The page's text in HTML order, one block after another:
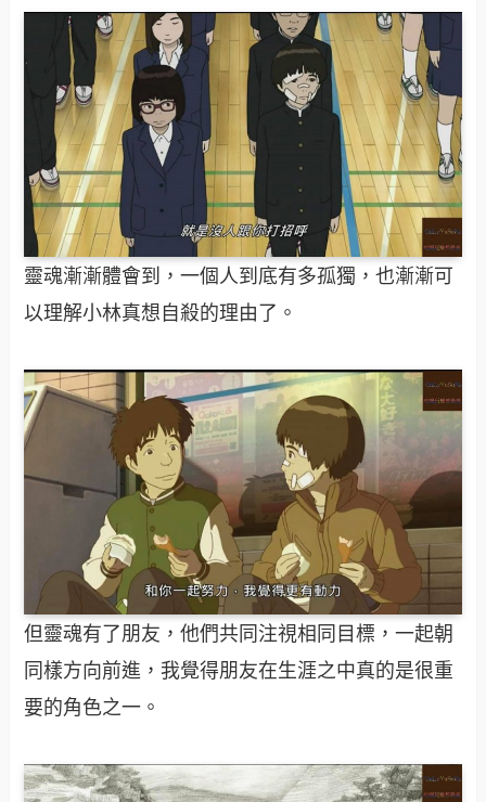
靈魂漸漸體會到，一個人到底有多孤獨，也漸漸可
以理解小林真想自殺的理由了。
但靈魂有了朋友，他們共同注視相同目標，一起朝
同樣方向前進，我覺得朋友在生涯之中真的是很重
要的角色之一。